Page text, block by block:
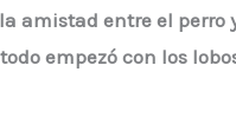
amistad entre el perro
empezó con los